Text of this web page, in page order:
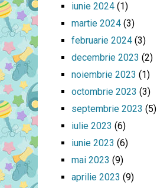
iunie 2024(1)
martie 2024(3)
februarie 2024(3)
decembrie 2023 (2)
noiembrie 2023 (1)
octombrie 2023 (3)
septembrie 2023 (5)
iulie 2023 (6)
iunie 2023 (6)
mai 2023 (9)
aprilie 2023 (9)